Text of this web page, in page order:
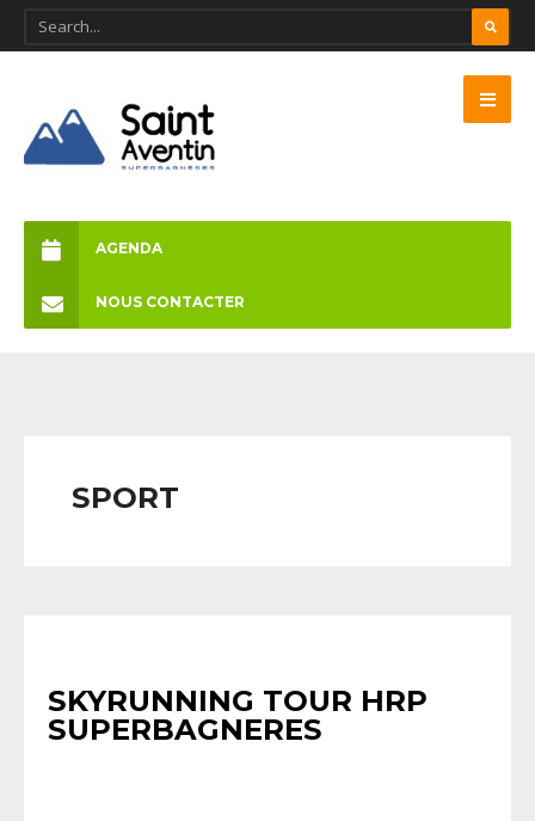
AGENDA
NOUS CONTACTER
SPORT
SKYRUNNING TOUR HRP
SUPERBAGNERES